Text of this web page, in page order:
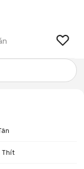
Thít